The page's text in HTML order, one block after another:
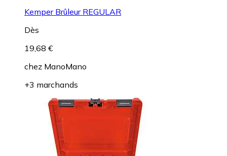
Kemper Brûleur REGULAR
Dès
19,68 €
chez ManoMano
+3 marchands